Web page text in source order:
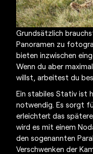
Grundsätzlich
Panoramen zu
bieten inzwischen
Wenn du aber
willst, arbeitest du
Ein stabiles Stativ ist
notwendig. Es sorgt
erleichtert das
wird es mit einem
den sogenannten
Verschwenken der